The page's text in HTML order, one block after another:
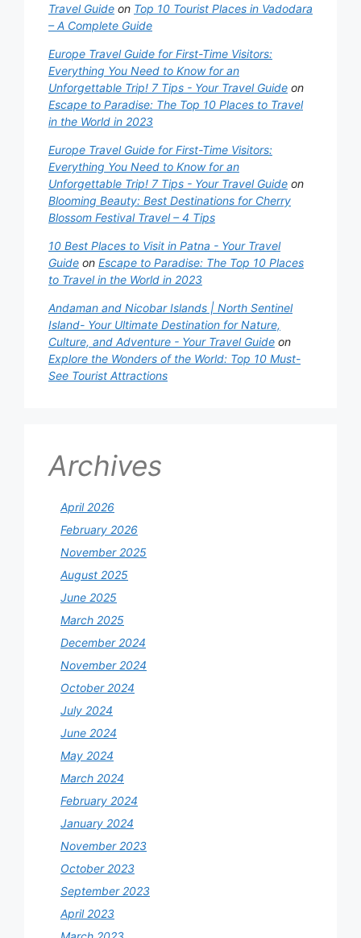
Travel Guide on Top 10 Tourist Places in Vadodara
– A Complete Guide
Europe Travel Guide for First-Time Visitors:
Everything You Need to Know for an
Unforgettable Trip! 7 Tips - Your Travel Guide on
Escape to Paradise: The Top 10 Places to Travel
in the World in 2023
Europe Travel Guide for First-Time Visitors:
Everything You Need to Know for an
Unforgettable Trip! 7 Tips - Your Travel Guide on
Blooming Beauty: Best Destinations for Cherry
Blossom Festival Travel – 4 Tips
10 Best Places to Visit in Patna - Your Travel
Guide on Escape to Paradise: The Top 10 Places
to Travel in the World in 2023
Andaman and Nicobar Islands | North Sentinel
Island- Your Ultimate Destination for Nature,
Culture, and Adventure - Your Travel Guide on
Explore the Wonders of the World: Top 10 Must-
See Tourist Attractions
Archives
April 2026
February 2026
November 2025
August 2025
June 2025
March 2025
December 2024
November 2024
October 2024
July 2024
June 2024
May 2024
March 2024
February 2024
January 2024
November 2023
October 2023
September 2023
April 2023